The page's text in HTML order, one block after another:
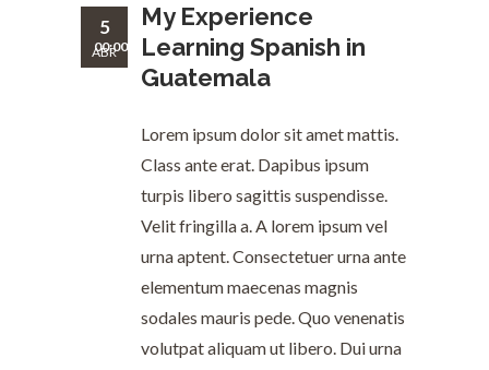
00:00
5
ABR
My Experience
Learning Spanish in
Guatemala
Lorem ipsum dolor sit amet mattis.
Class ante erat. Dapibus ipsum
turpis libero sagittis suspendisse.
Velit fringilla a. A lorem ipsum vel
urna aptent. Consectetuer urna ante
elementum maecenas magnis
sodales mauris pede. Quo venenatis
volutpat aliquam ut libero. Dui urna